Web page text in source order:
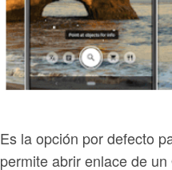
Es la opción por defecto
permite abrir enlace de